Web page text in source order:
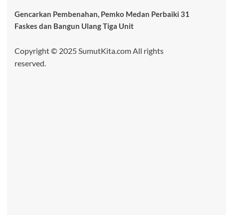
Gencarkan Pembenahan, Pemko Medan Perbaiki 31
Faskes dan Bangun Ulang Tiga Unit
Copyright © 2025 SumutKita.com All rights
reserved.